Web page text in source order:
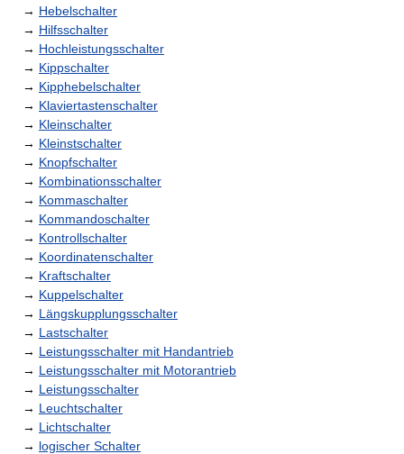
→ Hebelschalter
→ Hilfsschalter
→ Hochleistungsschalter
→ Kippschalter
→ Kipphebelschalter
→ Klaviertastenschalter
→ Kleinschalter
→ Kleinstschalter
→ Knopfschalter
→ Kombinationsschalter
→ Kommaschalter
→ Kommandoschalter
→ Kontrollschalter
→ Koordinatenschalter
→ Kraftschalter
→ Kuppelschalter
→ Längskupplungsschalter
→ Lastschalter
→ Leistungsschalter mit Handantrieb
→ Leistungsschalter mit Motorantrieb
→ Leistungsschalter
→ Leuchtschalter
→ Lichtschalter
→ logischer Schalter